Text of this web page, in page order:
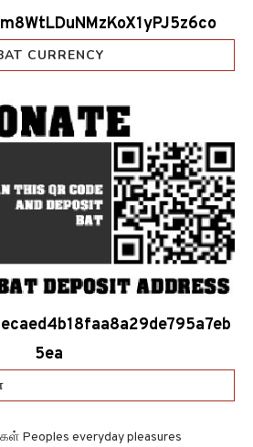
CURRENCY
5ea
செயல்திறனையும் மேம்படுத்துகிறது!